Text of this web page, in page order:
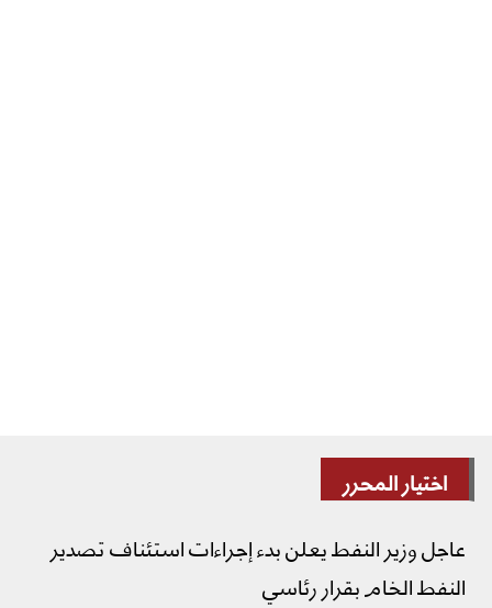
اختيار المحرر
عاجل وزير النفط يعلن بدء إجراءات استئناف تصدير
النفط الخام بقرار رئاسي